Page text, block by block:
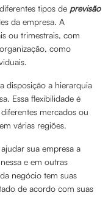
tipos de previsão
da empresa. A
ou trimestrais, com
como
disposição a hierarquia
Essa flexibilidade é
mercados ou
várias regiões.
sua empresa a
e em outras
negócio tem suas
de acordo com suas